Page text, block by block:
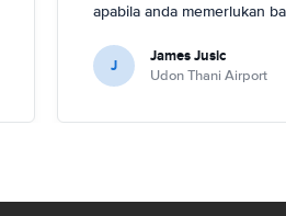
apabila anda memerlukan
J James Jusic
Udon Thani Airport